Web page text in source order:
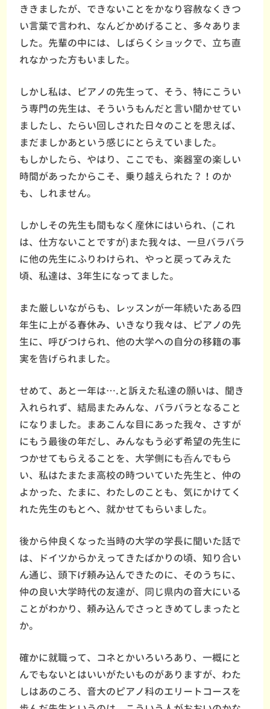
ききましたが、できないことをかなり容赦なくきつ
い言葉で言われ、なんどかめげること、多々ありま
した。先輩の中には、しばらくショックで、立ち直
れなかった方もいました。
しかし私は、ピアノの先生って、そう、特にこうい
う専門の先生は、そういうもんだと言い聞かせてい
ましたし、たらい回しされた日々のことを思えば、
まだましかあという感じにとらえていました。
もしかしたら、やはり、ここでも、楽器室の楽しい
時間があったからこそ、乗り越えられた？！のか
も、しれません。
しかしその先生も間もなく産休にはいられ、(これ
は、仕方ないことですが)また我々は、一旦バラバラ
に他の先生にふりわけられ、やっと戻ってみえた
頃、私達は、3年生になってました。
また厳しいながらも、レッスンが一年続いたある四
年生に上がる春休み、いきなり我々は、ピアノの先
生に、呼びつけられ、他の大学への自分の移籍の事
実を告げられました。
せめて、あと一年は….と訴えた私達の願いは、聞き
入れられず、結局またみんな、バラバラとなること
になりました。まあこんな目にあった我々、さすが
にもう最後の年だし、みんなもう必ず希望の先生に
つかせてもらえることを、大学側にも呑んでもら
い、私はたまたま高校の時ついていた先生と、仲の
よかった、たまに、わたしのことも、気にかけてく
れた先生のもとへ、就かせてもらいました。
後から仲良くなった当時の大学の学長に聞いた話で
は、ドイツからかえってきたばかりの頃、知り合い
ん通じ、頭下げ頼み込んできたのに、そのうちに、
仲の良い大学時代の友達が、同じ県内の音大にいる
ことがわかり、頼み込んでさっときめてしまったと
か。
確かに就職って、コネとかいろいろあり、一概にと
んでもないとはいいがたいものがありますが、わた
しはあのころ、音大のピアノ科のエリートコースを